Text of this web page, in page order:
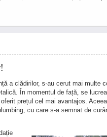
a clădirilor, s-au cerut mai multe
În momentul de față, se
prețul cel mai avantajos.
cu care s-a semnat de